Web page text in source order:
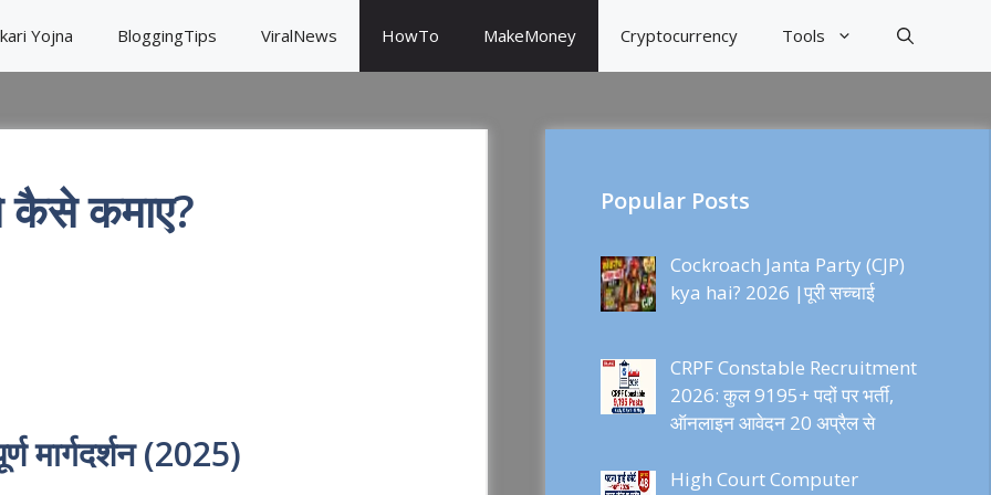
Yojna BloggingTips ViralNews HowTo MakeMoney Cryptocurrency Tools
कमाए?
मार्गदर्शन (2025)
Popular Posts
Cockroach Janta Party (CJP)
kya hai? 2026 |पूरी सच्चाई
CRPF Constable Recruitment
2026: कुल 9195+ पदों पर भर्ती,
ऑनलाइन आवेदन 20 अप्रैल से
High Court Computer